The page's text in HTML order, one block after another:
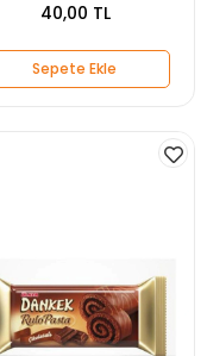
40,00 TL
Sepete Ekle